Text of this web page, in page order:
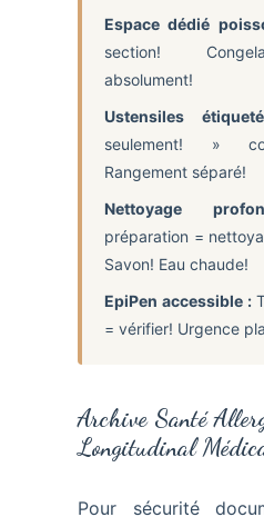
Espace dédié
section!
absolument!
Ustensiles
seulement! »
Rangement séparé!
Nettoyage
préparation =
Savon! Eau chaude!
EpiPen accessible :
= vérifier! Urgence
Archive Santé
Longitudinal
Pour sécurité